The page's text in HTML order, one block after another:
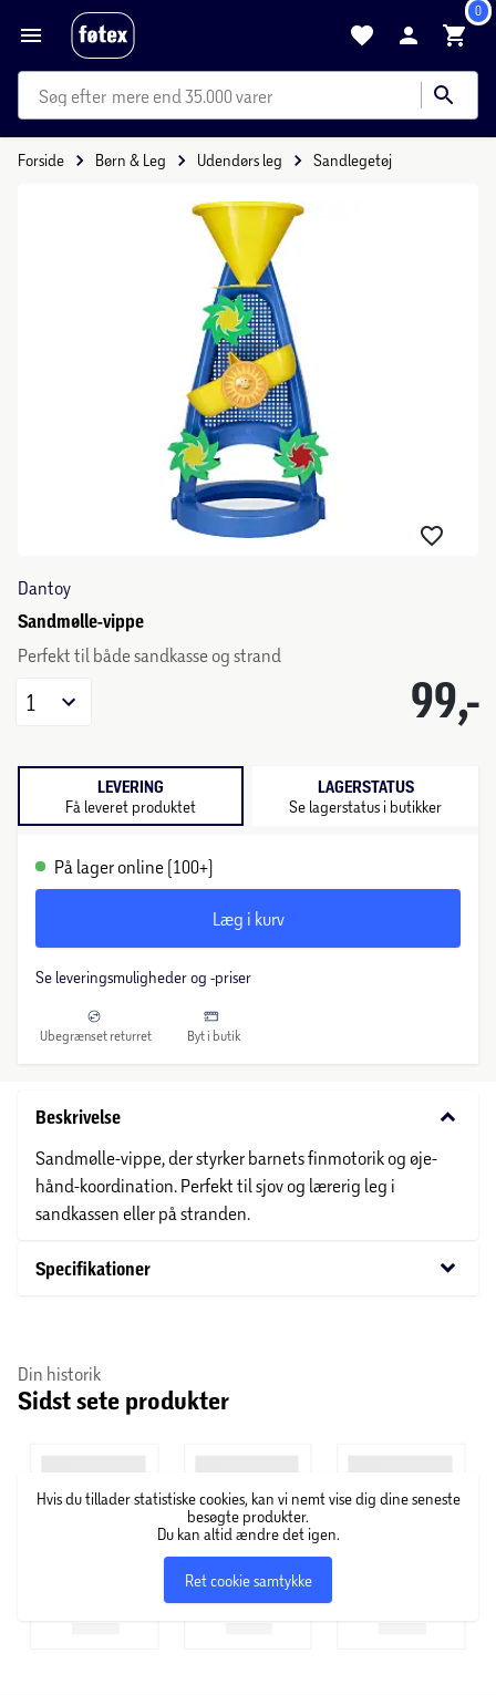
0
mere end 35.000 varer
Forside Børn & Leg Udendørs leg Sandlegetøj
Dantoy
Sandmølle-vippe
Perfekt til både sandkasse og strand
99,-
1
LEVERING
Få leveret produktet
LAGERSTATUS
Se lagerstatus i butikker
På lager online (100+)
Læg i kurv
Se leveringsmuligheder og -priser
Ubegrænset returret Byt i butik
Beskrivelse keyboard_arrow_down
Sandmølle-vippe, der styrker barnets finmotorik og øje-
hånd-koordination. Perfekt til sjov og lærerig leg i
sandkassen eller på stranden.
Specifikationer keyboard_arrow_down
Din historik
Sidst sete produkter
Hvis du tillader statistiske cookies, kan vi nemt vise dig dine seneste
besøgte produkter.
Du kan altid ændre det igen.
Ret cookie samtykke